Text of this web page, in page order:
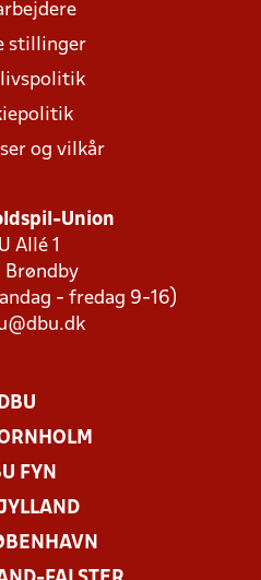
stillinger
og vilkår
Union
Allé 1
Brøndby
- fredag 9-16)
DBU
FYN